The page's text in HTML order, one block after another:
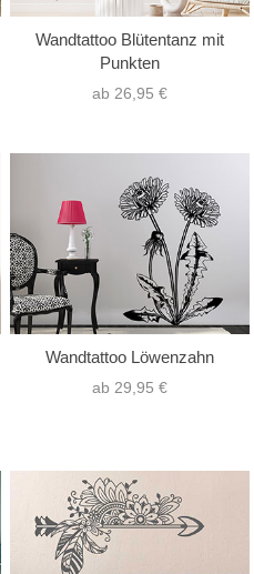
Wandtattoo Blütentanz mit
Punkten
ab 26,95 €
Wandtattoo Löwenzahn
ab 29,95 €